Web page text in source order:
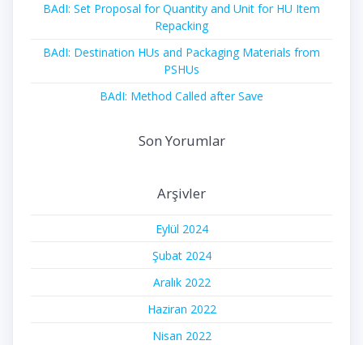
BAdI: Set Proposal for Quantity and Unit for HU Item
Repacking
BAdI: Destination HUs and Packaging Materials from
PSHUs
BAdI: Method Called after Save
Son Yorumlar
Arşivler
Eylül 2024
Şubat 2024
Aralık 2022
Haziran 2022
Nisan 2022